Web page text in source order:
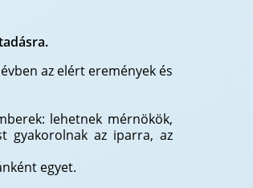
az elért eremények és
lehetnek mérnökök,
gyakorolnak az iparra, az
egyet.